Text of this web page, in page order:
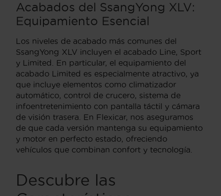
Acabados del SsangYong XLV:
Equipamiento Esencial
Los niveles de acabado más comunes del
SsangYong XLV incluyen el acabado Line, Sport
y Limited. En particular, el equipamiento del
acabado Limited es especialmente atractivo, ya
que incluye elementos como climatizador
automático, control de crucero, sistema de
infoentretenimiento con pantalla táctil y cámara
de visión trasera. En Flexicar, nos aseguramos
de que cada versión mantenga su equipamiento
y motor en perfecto estado, ofreciendo
vehículos que combinan confort y tecnología.
Descubre las